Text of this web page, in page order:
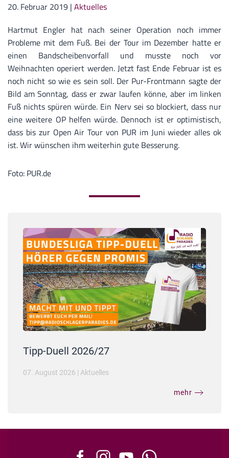
20. Februar 2019 | Aktuelles
Hartmut Engler hat nach seiner Operation noch immer
Probleme mit dem Fuß. Bei der Tour im Dezember hatte er
einen Bandscheibenvorfall und musste noch vor
Weihnachten operiert werden. Jetzt fast Ende Februar ist es
noch nicht so wie es sein soll. Der Pur-Frontmann sagte der
Bild am Sonntag, dass er zwar laufen könne, aber im linken
Fuß nichts spüren würde. Ein Nerv sei so blockiert, dass nur
eine weitere OP helfen würde. Dennoch ist er optimistisch,
dass bis zur Open Air Tour von PUR im Juni wieder alles ok
ist. Wir wünschen ihm weiterhin gute Besserung.
Foto: PUR.de
Tipp-Duell 2026/27
07. August 2026 | Aktuelles
mehr